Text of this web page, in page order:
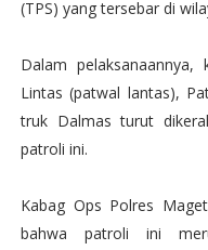
(TPS) yang tersebar di
Dalam
Lintas (patwal lantas),
truk Dalmas turut
patroli ini.
Kabag Ops Polres
bahwa patroli ini